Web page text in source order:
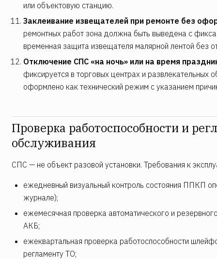
или объектовую станцию.
Заклеивание извещателей при ремонте без
ремонтных работ зона должна быть выведена с
временная защита извещателя малярной лентой без
Отключение СПС «на ночь» или на время
фиксируется в торговых центрах и
оформлено как технический режим с указанием
Проверка работоспособности и
обслуживания
СПС — не объект разовой установки. Требования к
ежедневный визуальный контроль состояния ППКП
журнале);
ежемесячная проверка автоматического и
АКБ;
ежеквартальная проверка работоспособности
регламенту ТО;